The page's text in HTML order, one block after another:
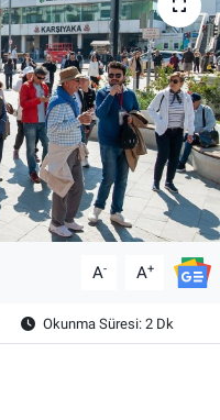
A- A+
Okunma Süresi: 2 Dk